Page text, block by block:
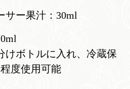
サー果汁：30ml
けボトルに入れ、冷蔵保
度使用可能